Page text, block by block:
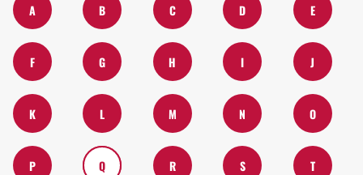
A B C D E
F G H I J
K L M N O
P Q R S T